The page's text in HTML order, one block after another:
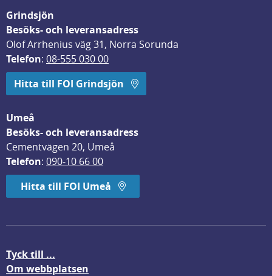
Grindsjön
Besöks- och leveransadress
Olof Arrhenius väg 31, Norra Sorunda
Telefon: 08-555 030 00
Hitta till FOI Grindsjön
Umeå
Besöks- och leveransadress
Cementvägen 20, Umeå
Telefon: 090-10 66 00
Hitta till FOI Umeå
Tyck till ...
Om webbplatsen